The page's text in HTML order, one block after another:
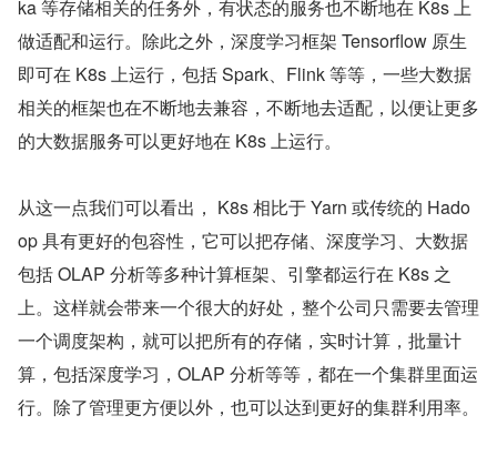
ka 等存储相关的任务外，有状态的服务也不断地在 K8s 上
做适配和运行。除此之外，深度学习框架 Tensorflow 原生
即可在 K8s 上运行，包括 Spark、Flink 等等，一些大数据
相关的框架也在不断地去兼容，不断地去适配，以便让更多
的大数据服务可以更好地在 K8s 上运行。
从这一点我们可以看出， K8s 相比于 Yarn 或传统的 Hado
op 具有更好的包容性，它可以把存储、深度学习、大数据
包括 OLAP 分析等多种计算框架、引擎都运行在 K8s 之
上。这样就会带来一个很大的好处，整个公司只需要去管理
一个调度架构，就可以把所有的存储，实时计算，批量计
算，包括深度学习，OLAP 分析等等，都在一个集群里面运
行。除了管理更方便以外，也可以达到更好的集群利用率。